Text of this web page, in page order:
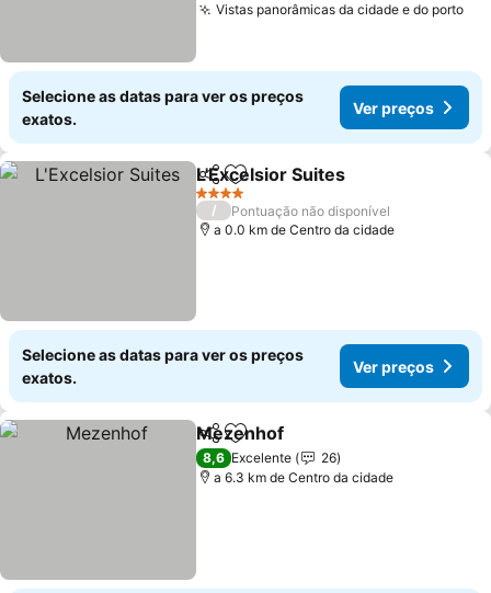
Vistas panorâmicas da cidade e do porto
Selecione as datas para ver os preços
exatos.
Ver preços
PartilharAdicionar aos favoritos
L'Excelsior Suites
4 Estrelas
/
Pontuação não disponível
a 0.0 km de Centro da cidade
Selecione as datas para ver os preços
exatos.
Ver preços
PartilharAdicionar aos favoritos
Mezenhof
8,6 Excelente
26
a 6.3 km de Centro da cidade